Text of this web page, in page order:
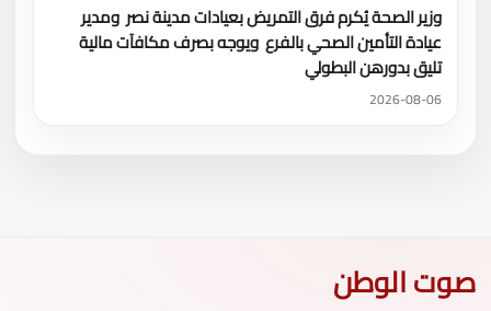
وزير الصحة يُكرم فرق التمريض بعيادات مدينة نصر ومدير
عيادة التأمين الصحي بالفرع ويوجه بصرف مكافآت مالية
تليق بدورهن البطولي
2026-08-06
صوت الوطن